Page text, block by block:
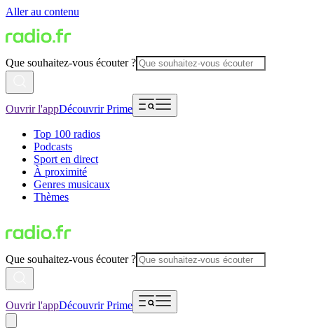
Aller au contenu
Que souhaitez-vous écouter ?
Ouvrir l'appDécouvrir Prime
Top 100 radios
Podcasts
Sport en direct
À proximité
Genres musicaux
Thèmes
Que souhaitez-vous écouter ?
Ouvrir l'appDécouvrir Prime